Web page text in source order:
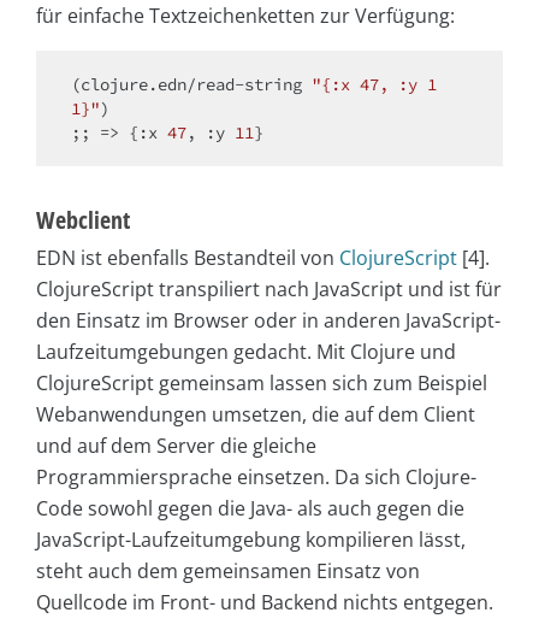
für einfache Textzeichenketten zur Verfügung:
(clojure.edn/read-string "{:x 47, :y 1
1}")
;; => {:x 47, :y 11
Webclient
EDN ist ebenfalls Bestandteil von ClojureScript [4].
ClojureScript transpiliert nach JavaScript und ist für
den Einsatz im Browser oder in anderen JavaScript-
Laufzeitumgebungen gedacht. Mit Clojure und
ClojureScript gemeinsam lassen sich zum Beispiel
Webanwendungen umsetzen, die auf dem Client
und auf dem Server die gleiche
Programmiersprache einsetzen. Da sich Clojure-
Code sowohl gegen die Java- als auch gegen die
JavaScript-Laufzeitumgebung kompilieren lässt,
steht auch dem gemeinsamen Einsatz von
Quellcode im Front- und Backend nichts entgegen.